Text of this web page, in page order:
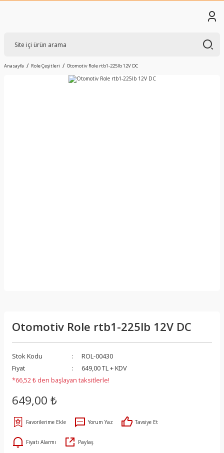
Anasayfa Role Çeşitleri Otomotiv Role rtb1-225lb 12V DC
Otomotiv Role rtb1-225lb 12V DC
Stok Kodu
ROL-00430
Fiyat
649,00 TL + KDV
*66,52 ₺ den başlayan taksitlerle!
649,00 ₺
Yorum Yaz Tavsiye Et
Fiyatı Alarmı Paylaş